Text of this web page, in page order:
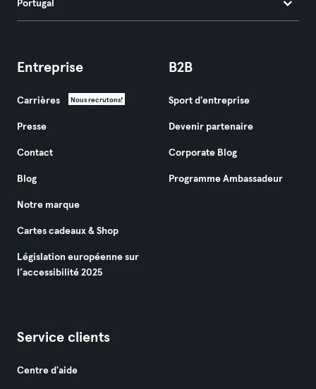
Portugal
Entreprise
Carrières Nous recrutons!
Presse
Contact
Blog
Notre marque
Cartes cadeaux & Shop
Législation européenne sur
l’accessibilité 2025
B2B
Sport d'entreprise
Devenir partenaire
Corporate Blog
Programme Ambassadeur
Service clients
Centre d'aide